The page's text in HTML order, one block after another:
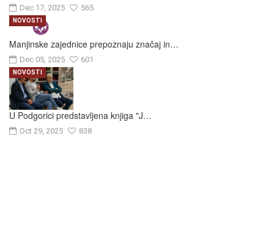
Dec 17, 2025 565
Manjinske zajednice prepoznaju značaj in…
Dec 05, 2025 601
NOVOSTI
U Podgorici predstavljena knjiga "J…
Oct 29, 2025 838
NOVOSTI